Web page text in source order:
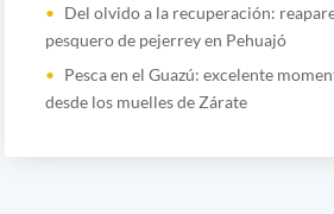
Del olvido a la recuperación:
pesquero de pejerrey en Pehuajó
Pesca en el Guazú: excelente
desde los muelles de Zárate